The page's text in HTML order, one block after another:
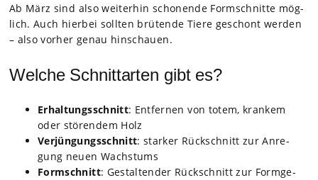
Ab März sind also wei­ter­hin scho­nende Form­schnitte mög­
lich. Auch hier­bei soll­ten brü­tende Tiere geschont wer­den
– also vor­her genau hin­schauen.
Welche Schnittarten gibt es?
Erhal­tungs­schnitt: Ent­fer­nen von totem, kran­kem
oder stö­ren­dem Holz
Ver­jün­gungs­schnitt: star­ker Rück­schnitt zur Anre­
gung neuen Wachs­tums
Form­schnitt: Gestal­ten­der Rück­schnitt zur Form­ge­